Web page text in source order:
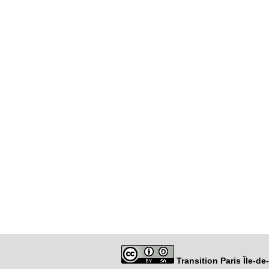
Transition Paris Île-